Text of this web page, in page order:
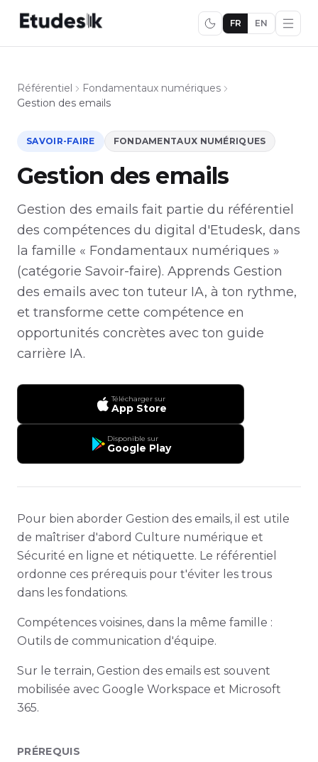
FR EN
Référentiel
Fondamentaux numériques
Gestion des emails
SAVOIR-FAIRE FONDAMENTAUX NUMÉRIQUES
Gestion des emails
Gestion des emails fait partie du référentiel
des compétences du digital d'Etudesk, dans
la famille « Fondamentaux numériques »
(catégorie Savoir-faire). Apprends Gestion
des emails avec ton tuteur IA, à ton rythme,
et transforme cette compétence en
opportunités concrètes avec ton guide
carrière IA.
Télécharger sur
App Store
Disponible sur
Google Play
Pour bien aborder Gestion des emails, il est utile
de maîtriser d'abord Culture numérique et
Sécurité en ligne et nétiquette. Le référentiel
ordonne ces prérequis pour t'éviter les trous
dans les fondations.
Compétences voisines, dans la même famille :
Outils de communication d'équipe.
Sur le terrain, Gestion des emails est souvent
mobilisée avec Google Workspace et Microsoft
365.
PRÉREQUIS